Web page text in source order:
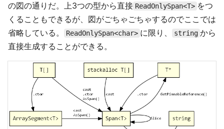
の図の通りだ。上3つの型から直接 ReadOnlySpan<T> をつ
くることもできるが、図がごちゃごちゃするのでここでは
省略している。
ReadOnlySpan<char> に限り、 string から
直接生成することができる。